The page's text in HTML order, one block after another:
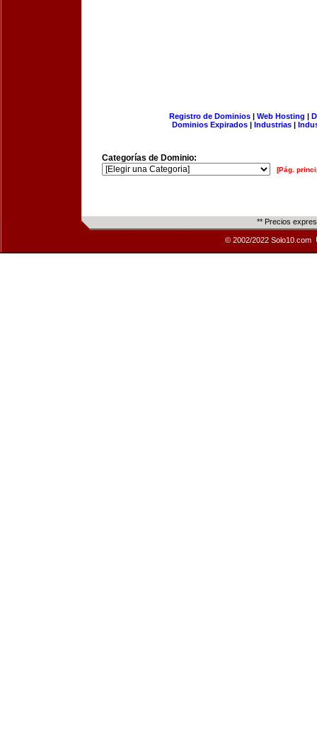
Registro de Dominios| Web Hosting |
Dominios Expirados | Industrias |
Categorías de Dominio:
[Pág.
** Precios
© 2002/2022 Solo10.com